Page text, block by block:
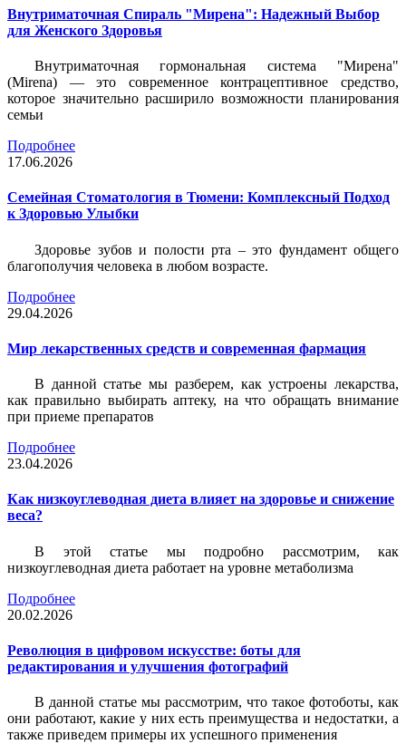
Внутриматочная Спираль "Мирена": Надежный Выбор
для Женского Здоровья
Внутриматочная гормональная система "Мирена"
(Mirena) — это современное контрацептивное средство,
которое значительно расширило возможности планирования
семьи
Подробнее
17.06.2026
Семейная Стоматология в Тюмени: Комплексный Подход
к Здоровью Улыбки
Здоровье зубов и полости рта – это фундамент общего
благополучия человека в любом возрасте.
Подробнее
29.04.2026
Мир лекарственных средств и современная фармация
В данной статье мы разберем, как устроены лекарства,
как правильно выбирать аптеку, на что обращать внимание
при приеме препаратов
Подробнее
23.04.2026
Как низкоуглеводная диета влияет на здоровье и снижение
веса?
В этой статье мы подробно рассмотрим, как
низкоуглеводная диета работает на уровне метаболизма
Подробнее
20.02.2026
Революция в цифровом искусстве: боты для
редактирования и улучшения фотографий
В данной статье мы рассмотрим, что такое фотоботы, как
они работают, какие у них есть преимущества и недостатки, а
также приведем примеры их успешного применения